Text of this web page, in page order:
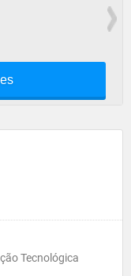
Tecnológica